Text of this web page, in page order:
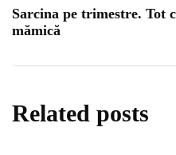
Sarcina pe trimestre. Tot
mămică
Related posts